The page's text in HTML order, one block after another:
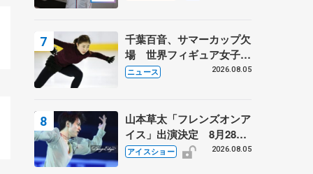
千葉百音、サマーカップ欠
場 世界フィギュア女子2
位
ニュース 2026.08.05
山本草太「フレンズオンア
イス」出演決定 8月28日
（金）2公演のみ 荒川静
アイスショー 2026.08.05